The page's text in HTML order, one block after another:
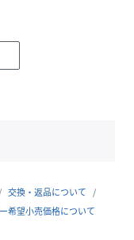
。
枚です。
なりおすすめです◎
交換・返品について
希望小売価格について